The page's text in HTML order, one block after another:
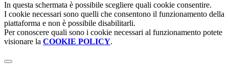
In questa schermata è possibile scegliere quali cookie consentire.
I cookie necessari sono quelli che consentono il funzionamento della
piattaforma e non è possibile disabilitarli.
Per conoscere quali sono i cookie necessari al funzionamento potete
visionare la COOKIE POLICY.